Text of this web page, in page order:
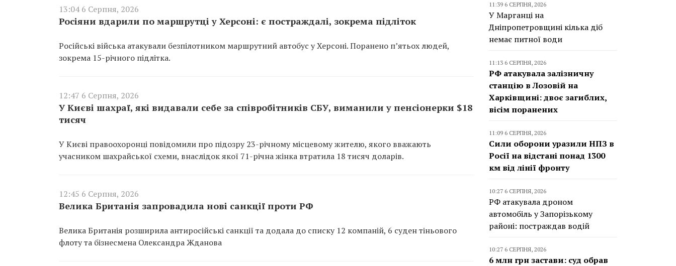
13:04 6 Серпня, 2026
Росіяни вдарили по маршрутці у Херсоні: є постраждалі, зокрема підліток
Російські війська атакували безпілотником маршрутний автобус у Херсоні. Поранено п’ятьох людей,
зокрема 15-річного підлітка.
12:47 6 Серпня, 2026
У Києві шахраї, які видавали себе за співробітників СБУ, виманили у пенсіонерки $18
тисяч
У Києві правоохоронці повідомили про підозру 23-річному місцевому жителю, якого вважають
учасником шахрайської схеми, внаслідок якої 71-річна жінка втратила 18 тисяч доларів.
12:45 6 Серпня, 2026
Велика Британія запровадила нові санкції проти РФ
Велика Британія розширила антиросійські санкції та додала до списку 12 компаній, 6 суден тіньового
флоту та бізнесмена Олександра Жданова
11:39 6 СЕРПНЯ, 2026
У Марганці на
Дніпропетровщині кілька діб
немає питної води
11:13 6 СЕРПНЯ, 2026
РФ атакувала залізничну
станцію в Лозовій на
Харківщині: двоє загиблих,
вісім поранених
11:09 6 СЕРПНЯ, 2026
Сили оборони уразили НПЗ в
Росії на відстані понад 1300
км від лінії фронту
10:27 6 СЕРПНЯ, 2026
РФ атакувала дроном
автомобіль у Запорізькому
районі: постраждав водій
10:27 6 СЕРПНЯ, 2026
6 млн грн застави: суд обрав